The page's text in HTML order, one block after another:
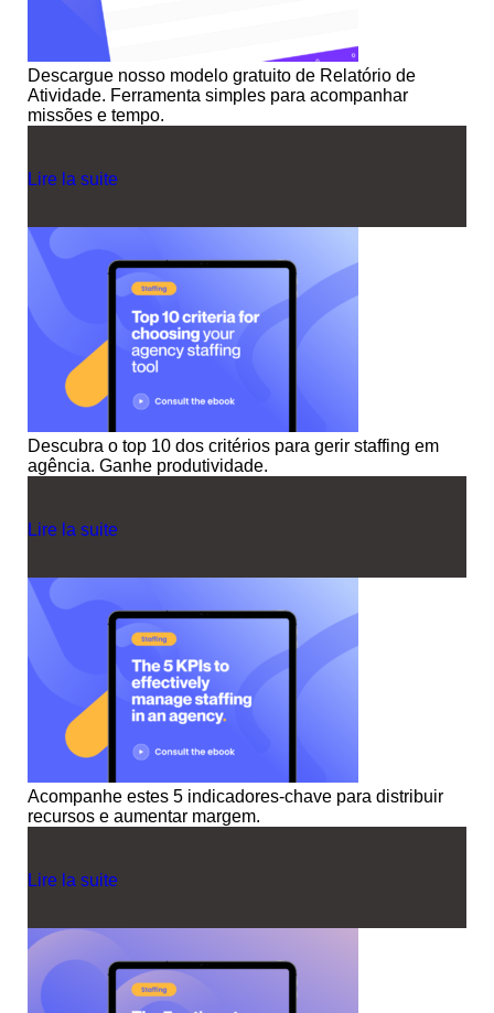
Descargue nosso modelo gratuito de Relatório de
Atividade. Ferramenta simples para acompanhar
missões e tempo.
Lire la suite
Descubra o top 10 dos critérios para gerir staffing em
agência. Ganhe produtividade.
Lire la suite
Acompanhe estes 5 indicadores-chave para distribuir
recursos e aumentar margem.
Lire la suite